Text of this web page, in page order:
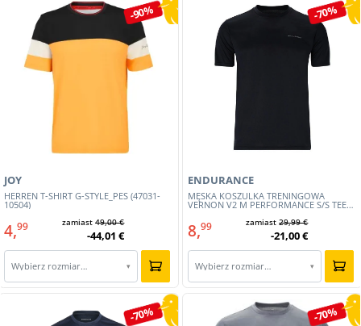
-90%
HERREN T-SHIRT G-STYLE_PES (47031-
10504)
JOY
4,99 zamiast49,00 €
-44,01 €
Wybierz rozmiar… ▾
-70%
MĘSKA KOSZULKA TRENINGOWA
VERNON V2 M PERFORMANCE S/S TEE
ENDURANCE
8,99 zamiast29,99 €
-21,00 €
Wybierz rozmiar… ▾
-70% -70%